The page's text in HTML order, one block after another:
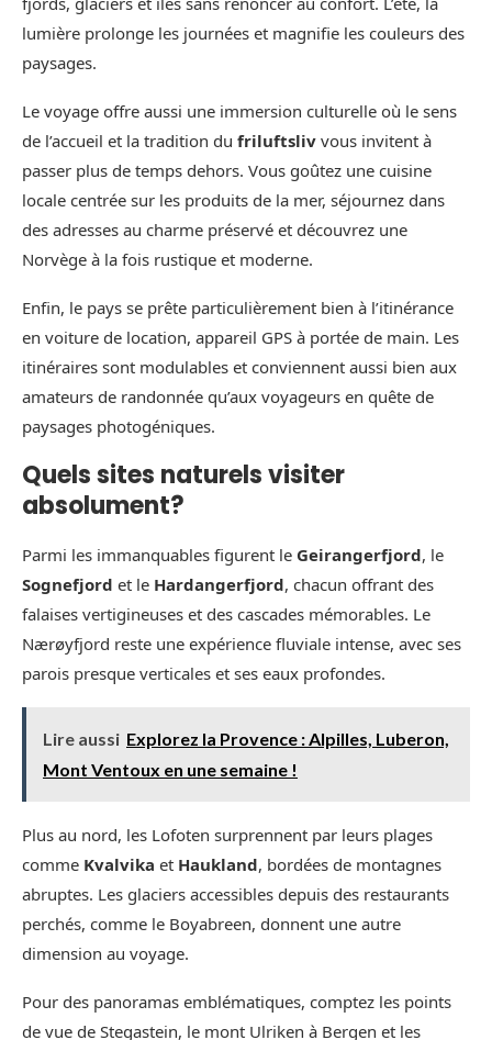
lumière prolonge les journées et magnifie les couleurs des
paysages.
Le voyage offre aussi une immersion culturelle où le sens
de l’accueil et la tradition du friluftsliv vous invitent à
passer plus de temps dehors. Vous goûtez une cuisine
locale centrée sur les produits de la mer, séjournez dans
des adresses au charme préservé et découvrez une
Norvège à la fois rustique et moderne.
Enfin, le pays se prête particulièrement bien à l’itinérance
en voiture de location, appareil GPS à portée de main. Les
itinéraires sont modulables et conviennent aussi bien aux
amateurs de randonnée qu’aux voyageurs en quête de
paysages photogéniques.
Quels sites naturels visiter
absolument?
Parmi les immanquables figurent le Geirangerfjord, le
Sognefjord et le Hardangerfjord, chacun offrant des
falaises vertigineuses et des cascades mémorables. Le
Nærøyfjord reste une expérience fluviale intense, avec ses
parois presque verticales et ses eaux profondes.
Lire aussi Explorez la Provence : Alpilles, Luberon,
Mont Ventoux en une semaine !
Plus au nord, les Lofoten surprennent par leurs plages
comme Kvalvika et Haukland, bordées de montagnes
abruptes. Les glaciers accessibles depuis des restaurants
perchés, comme le Boyabreen, donnent une autre
dimension au voyage.
Pour des panoramas emblématiques, comptez les points
de vue de Stegastein, le mont Ulriken à Bergen et les